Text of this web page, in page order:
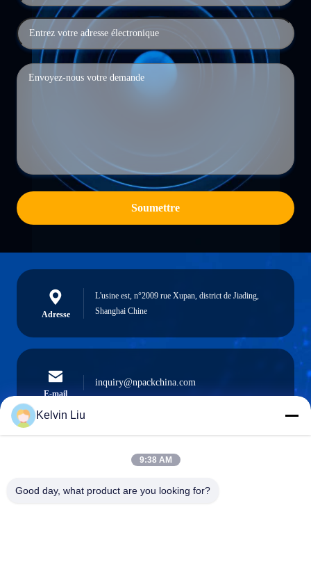
Soumettre
Adresse
L'usine est, n°2009 rue Xupan, district de Jiading,
Shanghai Chine
E-mail
inquiry@npackchina.com
0086-21-66035560
Kelvin Liu
9:38 AM
Good day, what product are you looking for?